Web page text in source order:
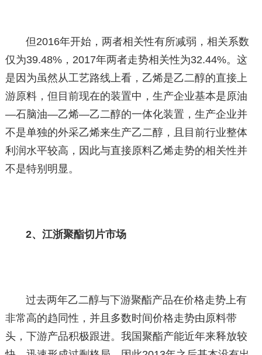
但2016年开始，两者相关性有所减弱，相关系数
仅为39.48%，2017年两者走势相关性为32.44%。这
是因为虽然从工艺路线上看，乙烯是乙二醇的直接上
游原料，但目前现在的装置中，生产企业基本是原油
—石脑油—乙烯—乙二醇的一体化装置，生产企业并
不是单独的外采乙烯来生产乙二醇，且目前行业整体
利润水平较高，因此与直接原料乙烯走势的相关性并
不是特别明显。
2、江浙聚酯切片市场
过去两年乙二醇与下游聚酯产品在价格走势上有
非常高的趋同性，并且多数时间价格走势由原料带
头，下游产品积极跟进。我国聚酯产能近年来释放较